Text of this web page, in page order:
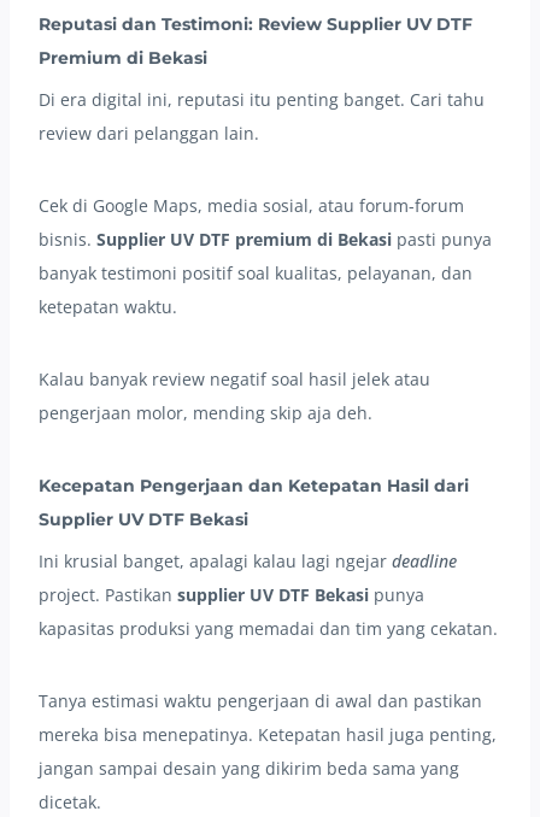
Reputasi dan Testimoni: Review Supplier UV DTF
Premium di Bekasi
Di era digital ini, reputasi itu penting banget. Cari tahu
review dari pelanggan lain.
Cek di Google Maps, media sosial, atau forum-forum
bisnis. Supplier UV DTF premium di Bekasi pasti punya
banyak testimoni positif soal kualitas, pelayanan, dan
ketepatan waktu.
Kalau banyak review negatif soal hasil jelek atau
pengerjaan molor, mending skip aja deh.
Kecepatan Pengerjaan dan Ketepatan Hasil dari
Supplier UV DTF Bekasi
Ini krusial banget, apalagi kalau lagi ngejar deadline
project. Pastikan supplier UV DTF Bekasi punya
kapasitas produksi yang memadai dan tim yang cekatan.
Tanya estimasi waktu pengerjaan di awal dan pastikan
mereka bisa menepatinya. Ketepatan hasil juga penting,
jangan sampai desain yang dikirim beda sama yang
dicetak.